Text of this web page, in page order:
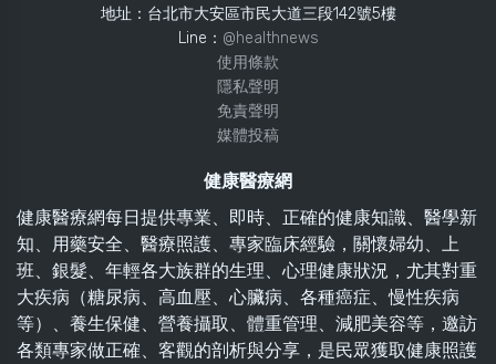
地址：台北市大安區市民大道三段142號5樓
Line： @healthnews
使用條款
隱私聲明
免責聲明
媒體投稿
健康醫療網
健康醫療網每日提供專業、即時、正確的健康知識、醫學新
知、用藥安全、醫療照護、專家臨床經驗，關懷婦幼、上
班、銀髮、年輕各大族群的生理、心理健康狀況，尤其對重
大疾病（糖尿病、高血壓、心臟病、各種癌症、慢性疾病
等）、養生保健、營養攝取、體重管理、減肥美容等，邀訪
各類專家做正確、客觀的剖析與分享，是民眾獲取健康照護